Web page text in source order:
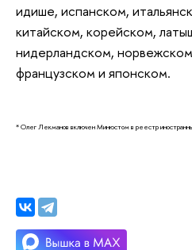
идише, испанском,
китайском, корейском,
нидерландском,
французском и японском.
* Олег Лекманов включен Минюстом в реестр